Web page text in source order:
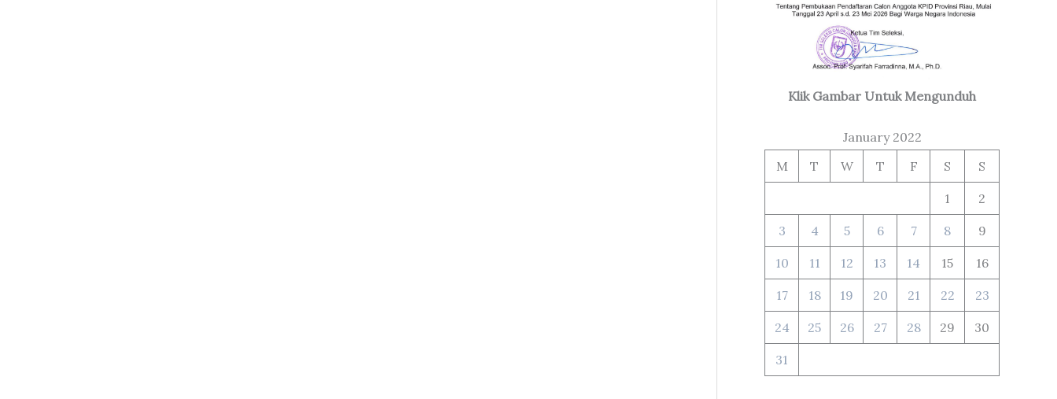
Klik Gambar Untuk Mengunduh
January 2022
M
T W T F S S
1 2
3 4 5 6 7 8 9
10 11 12 13 14 15 16
17 18 19 20 21 22 23
24 25 26 27 28 29 30
31